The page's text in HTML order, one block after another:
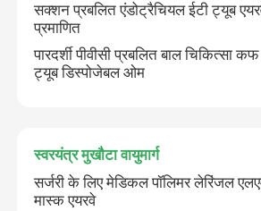
सक्शन प्रबलित एंडोट्रैचियल ईटी ट्यूब
प्रमाणित
पारदर्शी पीवीसी प्रबलित बाल चिकित्सा
ट्यूब डिस्पोजेबल ओम
स्वरयंत्र मुखौटा वायुमार्ग
सर्जरी के लिए मेडिकल पॉलिमर लेरिंजल
मास्क एयरवे